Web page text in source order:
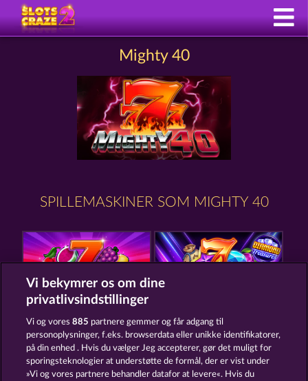
Mighty 40
SPILLEMASKINER SOM MIGHTY 40
Vi bekymrer os om dine
privatlivsindstillinger
Vi og vores885 partnere gemmer og får adgang til
personoplysninger, f.eks. browserdata eller unikke identifikatorer,
på din enhed . Hvis du vælger Jeg accepterer, gør det muligt for
sporingsteknologier at understøtte de formål, der er vist under
»Vi og vores partnere behandler datafor at levere«. Hvis du